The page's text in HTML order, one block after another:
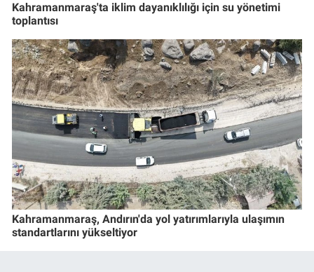
Kahramanmaraş'ta iklim dayanıklılığı için su yönetimi
toplantısı
Kahramanmaraş, Andırın'da yol yatırımlarıyla ulaşımın
standartlarını yükseltiyor